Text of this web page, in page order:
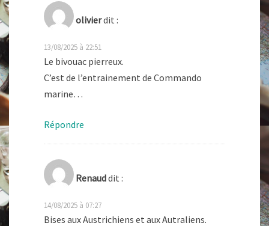
olivierdit :
13/08/2025 à 22:51
Le bivouac pierreux.
C’est de l’entrainement de Commando
marine…
Répondre
Renauddit :
14/08/2025 à 07:27
Bises aux Austrichiens et aux Autraliens.